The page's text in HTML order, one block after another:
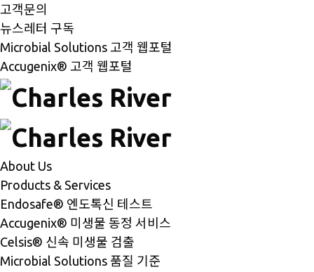
고객문의
뉴스레터 구독
Microbial Solutions 고객 웹포털
Accugenix® 고객 웹포털
About Us
Products & Services
Endosafe® 엔도톡신 테스트
Accugenix® 미생물 동정 서비스
Celsis® 신속 미생물 검출
Microbial Solutions 품질 기준